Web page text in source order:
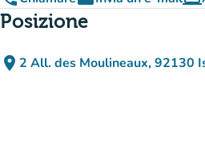
Posizione
place 2 All. des Moulineaux, 92130